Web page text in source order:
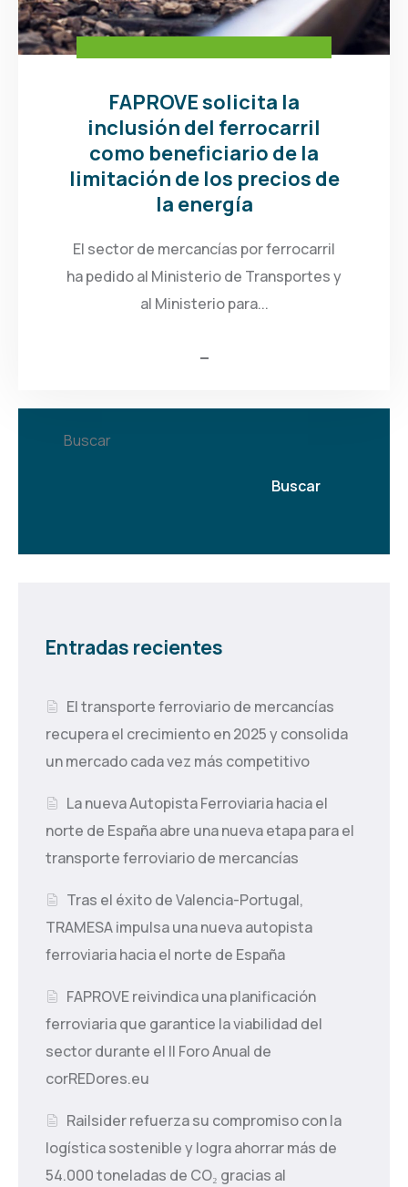
FAPROVE solicita la
inclusión del ferrocarril
como beneficiario de la
limitación de los precios de
la energía
El sector de mercancías por ferrocarril
ha pedido al Ministerio de Transportes y
al Ministerio para...
Buscar
Buscar
Entradas recientes
El transporte ferroviario de mercancías
recupera el crecimiento en 2025 y consolida
un mercado cada vez más competitivo
La nueva Autopista Ferroviaria hacia el
norte de España abre una nueva etapa para el
transporte ferroviario de mercancías
Tras el éxito de Valencia-Portugal,
TRAMESA impulsa una nueva autopista
ferroviaria hacia el norte de España
FAPROVE reivindica una planificación
ferroviaria que garantice la viabilidad del
sector durante el II Foro Anual de
corREDores.eu
Railsider refuerza su compromiso con la
logística sostenible y logra ahorrar más de
54.000 toneladas de CO₂ gracias al